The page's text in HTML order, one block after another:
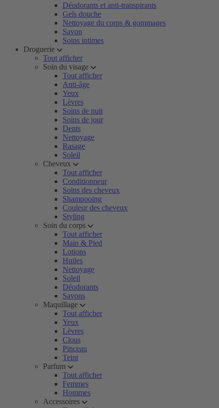
Déodorants et anti-transpirants
Gels douche
Nettoyage du corps & gommages
Savon
Soins intimes
Droguerie
Tout afficher
Soin du visage
Tout afficher
Anti-âge
Yeux
Lèvres
Soins de nuit
Soins de jour
Dents
Nettoyage
Rasage
Soleil
Cheveux
Tout afficher
Conditionneur
Soins des cheveux
Shampooing
Couleur des cheveux
Styling
Soin du corps
Tout afficher
Main & Pied
Lotions
Huiles
Nettoyage
Soleil
Déodorants
Savons
Maquillage
Tout afficher
Yeux
Lèvres
Clous
Pinceau
Teint
Parfum
Tout afficher
Femmes
Hommes
Accessoires